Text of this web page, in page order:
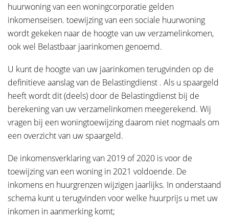
Telefoonnummer
IBAN Bankrekeningnummer*
Door mijn rekeningnummer in te vullen geef ik toestemming voor
automatische incasso van 30,- per jaar.
Akkoord voorwaarden en privacybeleid
Door lid te worden ga je akkoord met de
huurwoning van een woningcorporatie gelden
inkomenseisen. toewijzing van een sociale huurwoning
wordt gekeken naar de hoogte van uw verzamelinkomen,
ook wel Belastbaar jaarinkomen genoemd.
U kunt de hoogte van uw jaarinkomen terugvinden op de
definitieve aanslag van de Belastingdienst . Als u spaargeld
heeft wordt dit (deels) door de Belastingdienst bij de
berekening van uw verzamelinkomen meegerekend. Wij
vragen bij een woningtoewijzing daarom niet nogmaals om
een overzicht van uw spaargeld.
De inkomensverklaring van 2019 of 2020 is voor de
toewijzing van een woning in 2021 voldoende. De
inkomens en huurgrenzen wijzigen jaarlijks. In onderstaand
schema kunt u terugvinden voor welke huurprijs u met uw
inkomen in aanmerking komt;